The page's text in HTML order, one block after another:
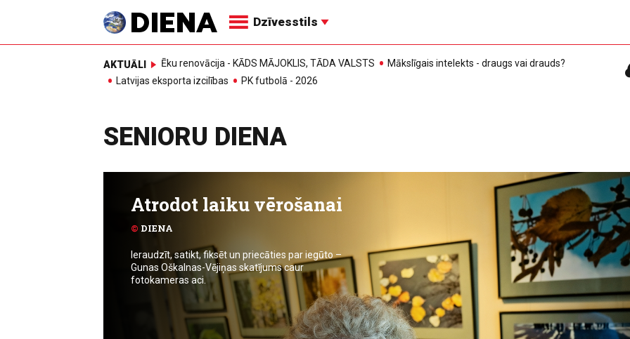
Dzīvesstils
AKTUĀLI Ēku renovācija - KĀDS MĀJOKLIS, TĀDA VALSTS
Mākslīgais intelekts - draugs vai drauds?
Latvijas eksporta izcilības
PK futbolā - 2026
SENIORU DIENA
Atrodot laiku vērošanai
© DIENA
Ieraudzīt, satikt, fiksēt un priecāties par iegūto –
Gunas Oškalnas-Vējiņas skatījums caur
fotokameras aci.